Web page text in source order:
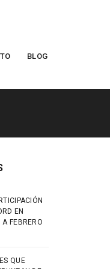
BLOG
EN
A FEBRERO
QUE